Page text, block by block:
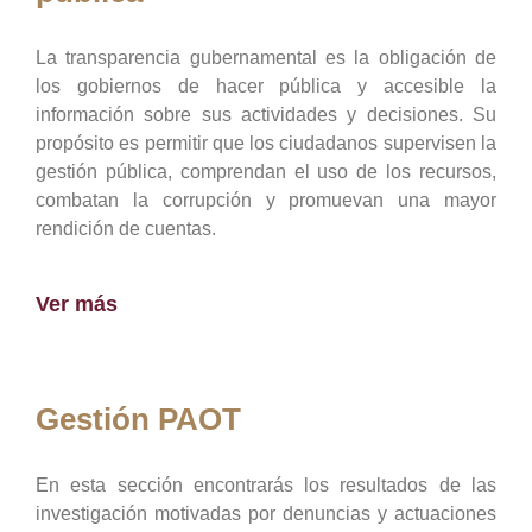
La transparencia gubernamental es la obligación de
los gobiernos de hacer pública y accesible la
información sobre sus actividades y decisiones. Su
propósito es permitir que los ciudadanos supervisen la
gestión pública, comprendan el uso de los recursos,
combatan la corrupción y promuevan una mayor
rendición de cuentas.
Ver más
Gestión PAOT
En esta sección encontrarás los resultados de las
investigación motivadas por denuncias y actuaciones